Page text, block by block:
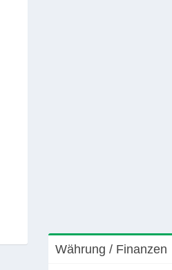
Währung / Finanzen